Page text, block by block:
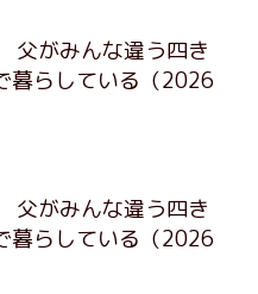
がみんな違う四き
暮らしている （2026
がみんな違う四き
暮らしている （2026